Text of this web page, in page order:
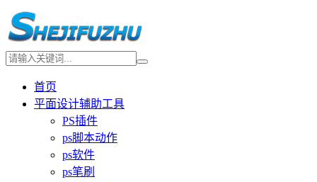
首页
平面设计辅助工具
PS插件
ps脚本动作
ps软件
ps笔刷